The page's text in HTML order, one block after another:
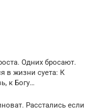
Одних бросают.
в жизни суета: К
к Богу…
Расстались если